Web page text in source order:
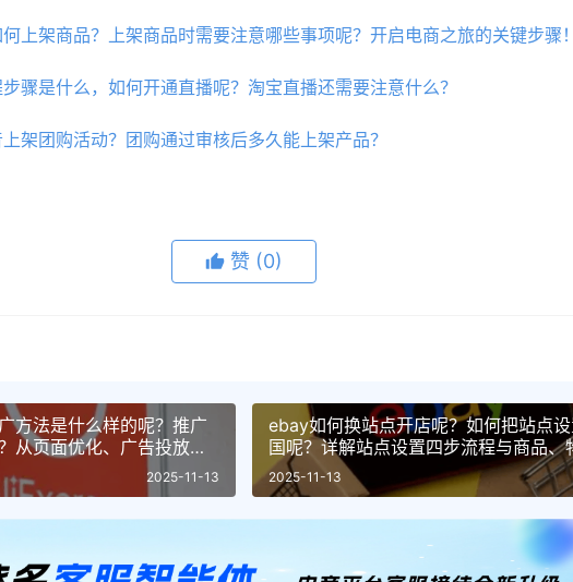
上架商品？上架商品时需要注意哪些事项呢？开启电商之旅的关键步骤！
骤是什么，如何开通直播呢？淘宝直播还需要注意什么？
架团购活动？团购通过审核后多久能上架产品？
赞 (0)
方法是什么样的呢？推广
从页面优化、广告投放到
推广方法论！
2025-11-13
ebay如何换站点开店呢？如何把站点
国呢？详解站点设置四步流程与商品、
客服三大运营调整策略！
2025-11-13